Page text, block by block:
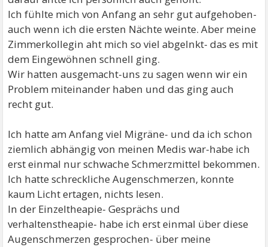
Ich fühlte mich von Anfang an sehr gut aufgehoben-
auch wenn ich die ersten Nächte weinte. Aber meine
Zimmerkollegin aht mich so viel abgelnkt- das es mit
dem Eingewöhnen schnell ging.
Wir hatten ausgemacht-uns zu sagen wenn wir ein
Problem miteinander haben und das ging auch
recht gut.
Ich hatte am Anfang viel Migräne- und da ich schon
ziemlich abhängig von meinen Medis war-habe ich
erst einmal nur schwache Schmerzmittel bekommen.
Ich hatte schreckliche Augenschmerzen, konnte
kaum Licht ertagen, nichts lesen.
In der Einzeltheapie- Gesprächs und
verhaltenstheapie- habe ich erst einmal über diese
Augenschmerzen gesprochen- über meine